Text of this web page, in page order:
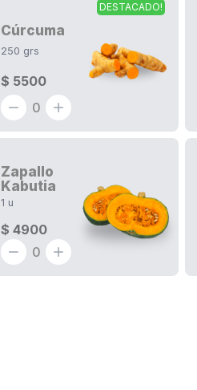
DESTACADO!
Cúrcuma
250 grs
$ 5500
0
Zapallo
Kabutia
1 u
$ 4900
0